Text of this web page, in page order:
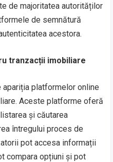
de majoritatea autorităților
de semnătură
acestora.
tranzacții imobiliare
platformelor online
Aceste platforme oferă
și căutarea
întregului proces de
pot accesa informații
compara opțiuni și pot